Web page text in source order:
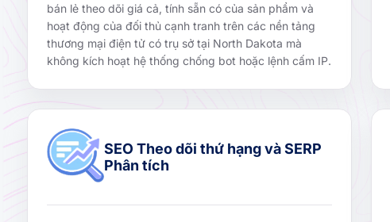
bán lẻ theo dõi giá cả, tính sẵn có của sản phẩm và
hoạt động của đối thủ cạnh tranh trên các nền tảng
thương mại điện tử có trụ sở tại North Dakota mà
không kích hoạt hệ thống chống bot hoặc lệnh cấm IP.
SEO Theo dõi thứ hạng và SERP
Phân tích